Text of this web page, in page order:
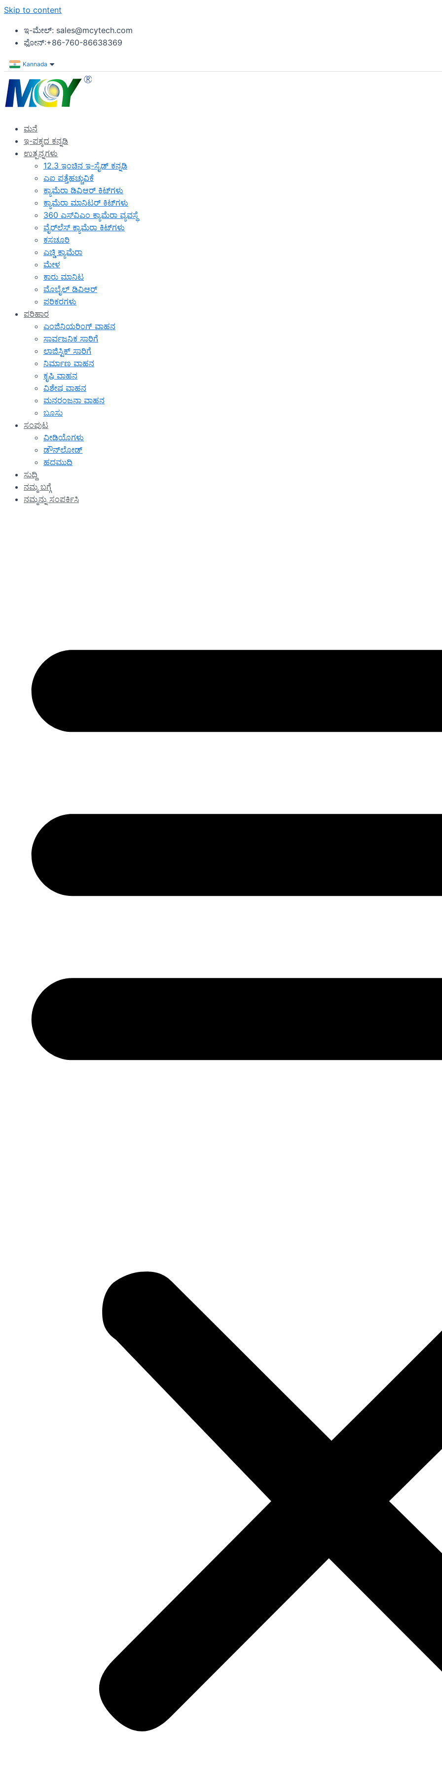
Skip to content
ಇ-ಮೇಲ್: sales@mcytech.com
ಫೋನ್:+86-760-86638369
Kannada
ಮನೆ
ಇ-ಪಕ್ಕದ ಕನ್ನಡಿ
ಉತ್ಪನ್ನಗಳು
12.3 ಇಂಚಿನ ಇ-ಸೈಡ್ ಕನ್ನಡಿ
ಎಐ ಪತ್ತೆಹಚ್ಚುವಿಕೆ
ಕ್ಯಾಮೆರಾ ಡಿವಿಆರ್ ಕಿಟ್‌ಗಳು
ಕ್ಯಾಮೆರಾ ಮಾನಿಟರ್ ಕಿಟ್‌ಗಳು
360 ಎಸ್‌ವಿಎಂ ಕ್ಯಾಮೆರಾ ವ್ಯವಸ್ಥೆ
ವೈರ್‌ಲೆಸ್ ಕ್ಯಾಮೆರಾ ಕಿಟ್‌ಗಳು
ಕಸಚೂರಿ
ಎಚ್ಡಿ ಕ್ಯಾಮೆರಾ
ಮೇಳ
ಕಾರು ಮಾನಿಟ
ಮೊಬೈಲ್ ಡಿವಿಆರ್
ಪರಿಕರಗಳು
ಪರಿಹಾರ
ಎಂಜಿನಿಯರಿಂಗ್ ವಾಹನ
ಸಾರ್ವಜನಿಕ ಸಾರಿಗೆ
ಲಾಜಿಸ್ಟಿಕ್ ಸಾರಿಗೆ
ನಿರ್ಮಾಣ ವಾಹನ
ಕೃಷಿ ವಾಹನ
ವಿಶೇಷ ವಾಹನ
ಮನರಂಜನಾ ವಾಹನ
ಬೂಸು
ಸಂಪುಟ
ವೀಡಿಯೊಗಳು
ಡೌನ್‌ಲೋಡ್
ಹದಮುದಿ
ಸುದ್ದಿ
ನಮ್ಮ ಬಗ್ಗೆ
ನಮ್ಮನ್ನು ಸಂಪರ್ಕಿಸಿ